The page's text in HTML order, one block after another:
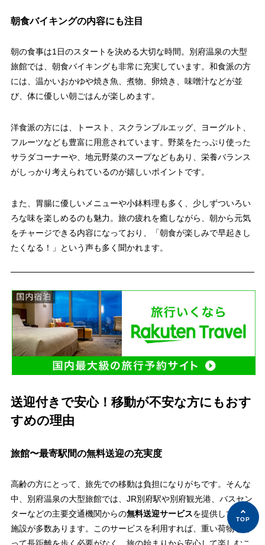
朝食バイキングの内容にも注目
朝の食事は1日のスタートを決める大切な時間。別府温泉の大型
旅館では、朝食バイキングも非常に充実しています。和食派の方
には、温かいおかゆや焼き魚、煮物、卵焼き、味噌汁などが並
び、体に優しい朝ごはんが楽しめます。
洋食派の方には、トースト、スクランブルエッグ、ヨーグルト、
フルーツなども豊富に用意されています。野菜をたっぷり使った
サラダコーナーや、地元野菜のスープなどもあり、栄養バランス
がしっかり考えられているのが嬉しいポイントです。
また、胃腸に優しいメニューや小鉢料理も多く、少しずついろい
ろな味を楽しめるのも魅力。旅の疲れを癒しながら、朝から元気
をチャージできる内容になっており、「朝食が楽しみで早起きし
たくなる！」という声も多く聞かれます。
送迎付きで安心！移動が不安な方にもおす
すめの理由
旅館〜最寄駅間の無料送迎の充実度
高齢の方にとって、旅先での移動は負担になりがちです。そんな
中、別府温泉の大型旅館では、JR別府駅や別府観光港、バスセン
ターなどの主要交通機関からの無料送迎サービスを提供している
施設が多数あります。このサービスを利用すれば、重い荷物を持